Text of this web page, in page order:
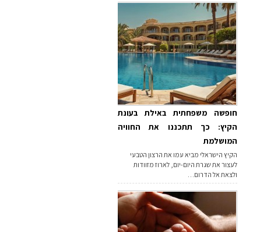
חופשה משפחתית באילת בעונת
הקיץ: כך תתכננו את החוויה
המושלמת
הקיץ הישראלי מביא עמו את הרצון הטבעי
לעצור את שגרת היום-יום, לארוז מזוודות
ולצאת אל הדרום…